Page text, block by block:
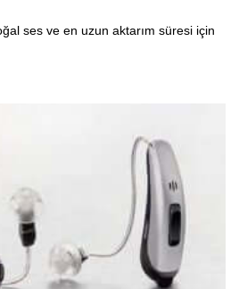
ses ve en uzun aktarım süresi için